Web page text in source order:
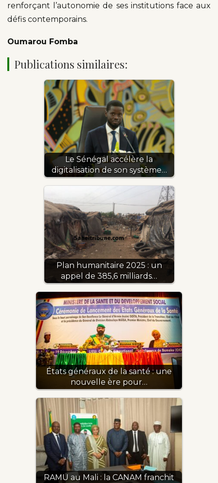
renforçant l’autonomie de ses institutions face aux
défis contemporains.
Oumarou Fomba
Publications similaires:
Le Sénégal accélère la
digitalisation de son système…
Plan humanitaire 2025 : un
appel de 385,6 milliards…
États généraux de la santé : une
nouvelle ère pour…
RAMU au Mali : la CANAM franchit